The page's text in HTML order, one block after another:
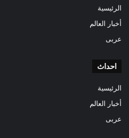
الرئيسية
أخبار العالم
عربى
احداث
الرئيسية
أخبار العالم
عربى